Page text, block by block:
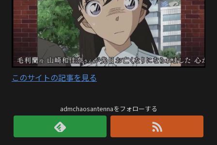
このサイトの記事を見る
admchaosantennaをフォローする